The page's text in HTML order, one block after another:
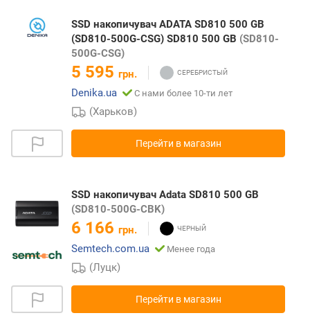
SSD накопичувач ADATA SD810 500 GB
(SD810-500G-CSG) SD810 500 GB (SD810-
500G-CSG)
5 595 грн.
Denika.ua
С нами более 10-ти лет
(Харьков)
Перейти в магазин
SSD накопичувач Adata SD810 500 GB
(SD810-500G-CBK)
6 166 грн.
Semtech.com.ua
Менее года
(Луцк)
Перейти в магазин